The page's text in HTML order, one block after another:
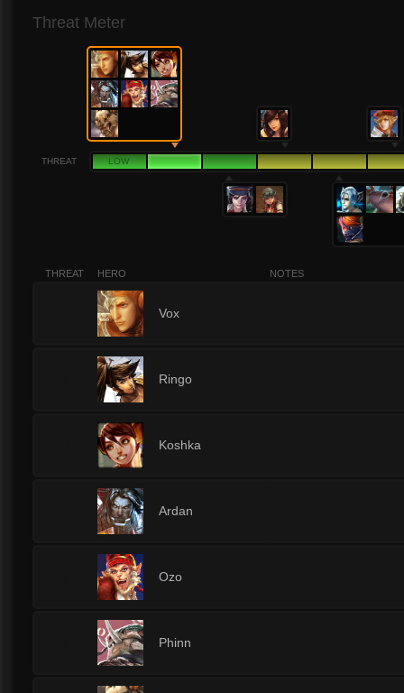
Threat Meter
THREAT LOW
THREAT HERO NOTES
Vox
Ringo
Koshka
Ardan
Ozo
Phinn